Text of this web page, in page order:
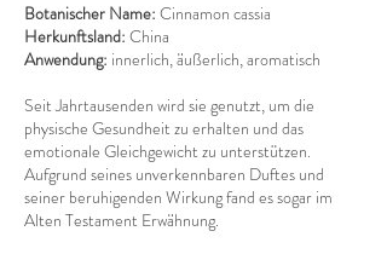
Botanischer Name: Cinnamon cassia
Herkunftsland: China
Anwendung: innerlich, äußerlich, aromatisch
Seit Jahrtausenden wird sie genutzt, um die
physische Gesundheit zu erhalten und das
emotionale Gleichgewicht zu unterstützen.
Aufgrund seines unverkennbaren Duftes und
seiner beruhigenden Wirkung fand es sogar im
Alten Testament Erwähnung.